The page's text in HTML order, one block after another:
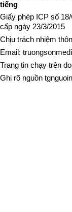
tiếng
Giấy phép ICP số
cấp ngày 23/3/2015
Chịu trách nhiệm
Email:
Trang tin chạy trên
Ghi rõ nguồn